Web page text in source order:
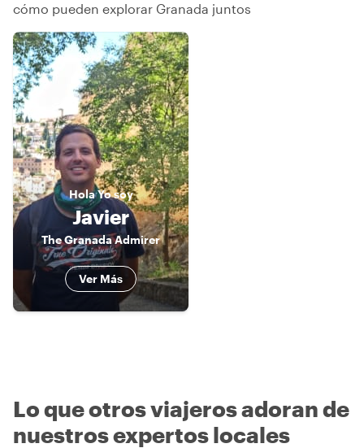
cómo pueden explorar Granada juntos
HolaYo soy
Javier
The Granada Admirer
Ver Más
Lo que otros viajeros adoran de
nuestros expertos locales